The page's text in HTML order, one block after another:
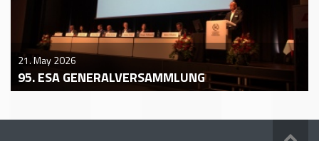
21. May 2026
95. ESA GENERALVERSAMMLUNG